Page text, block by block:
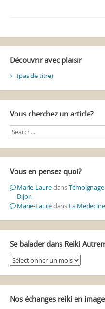
Découvrir avec plaisir
(pas de titre)
Vous cherchez un article?
Vous en pensez quoi?
Marie-Lauredans
Dijon
Marie-Lauredans La
Se balader dans Reiki
Se
balader
dans
Reiki
Autrement
Nos échanges reiki en